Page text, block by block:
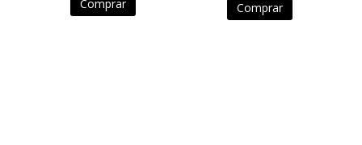
Comprar Comprar